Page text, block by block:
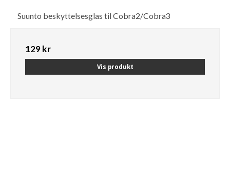
Suunto beskyttelsesglas til Cobra2/Cobra3
129 kr
Vis produkt